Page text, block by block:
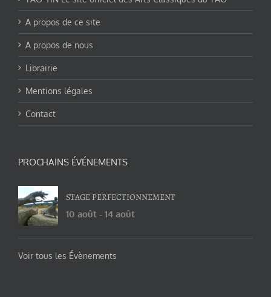
A propos de ce site
A propos de nous
Librairie
Mentions légales
Contact
PROCHAINS ÉVÉNEMENTS
STAGE PERFECTIONNEMENT
10 août - 14 août
Voir tous les Évènements